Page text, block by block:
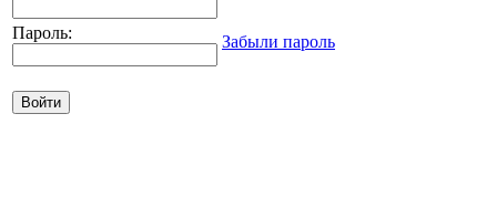
Пароль: Забыли пароль